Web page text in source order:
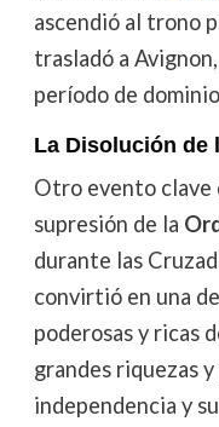
ascendió al trono
trasladó a
período de
La Disolución de
Otro evento clave
supresión de la
durante las
convirtió en una
poderosas y ricas
grandes riquezas
independencia y